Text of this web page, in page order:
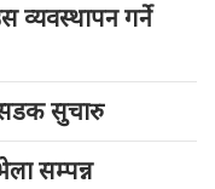
व्यवस्थापन गर्ने
सुचारु
सम्पन्न